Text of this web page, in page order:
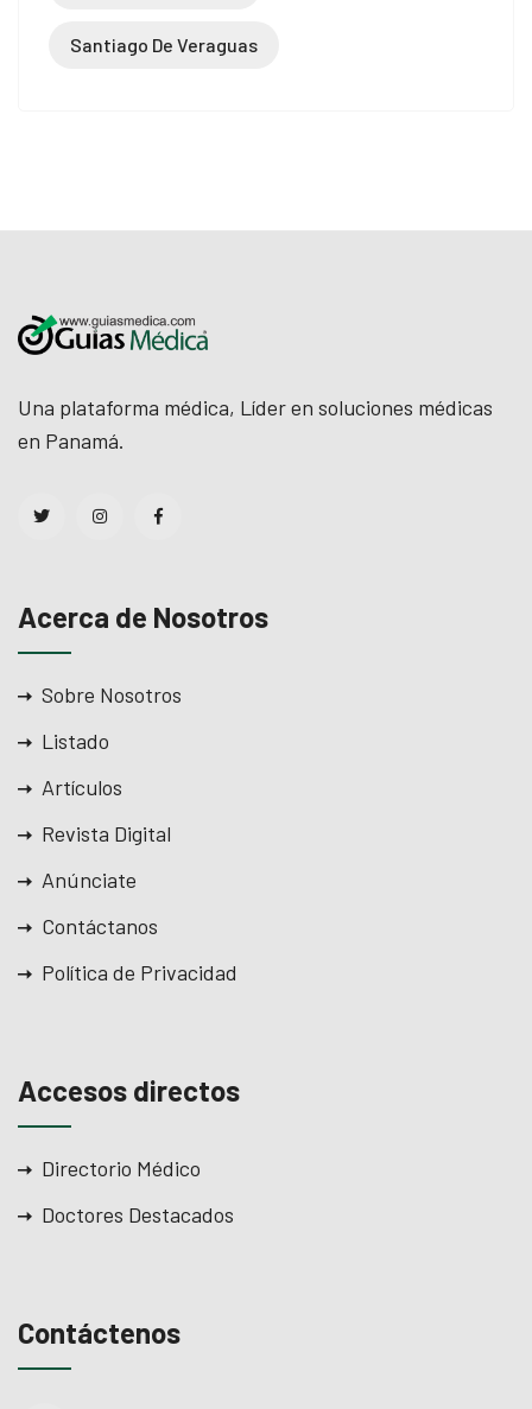
Santiago De Veraguas
Una plataforma médica, Líder en soluciones médicas
en Panamá.
Acerca de Nosotros
Sobre Nosotros
Listado
Artículos
Revista Digital
Anúnciate
Contáctanos
Política de Privacidad
Accesos directos
Directorio Médico
Doctores Destacados
Contáctenos